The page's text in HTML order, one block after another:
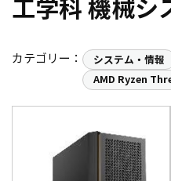
工学科 機械シ
カテゴリー：
システム・情報
AMD Ryzen